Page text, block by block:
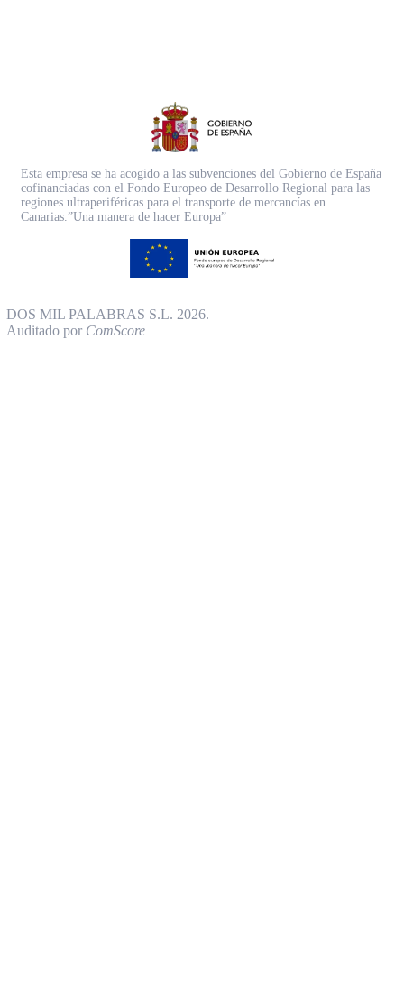
Esta empresa se ha acogido a las subvenciones del Gobierno de España
cofinanciadas con el Fondo Europeo de Desarrollo Regional para las
regiones ultraperiféricas para el transporte de mercancías en
Canarias.”Una manera de hacer Europa”
DOS MIL PALABRAS S.L. 2026.
Auditado por ComScore